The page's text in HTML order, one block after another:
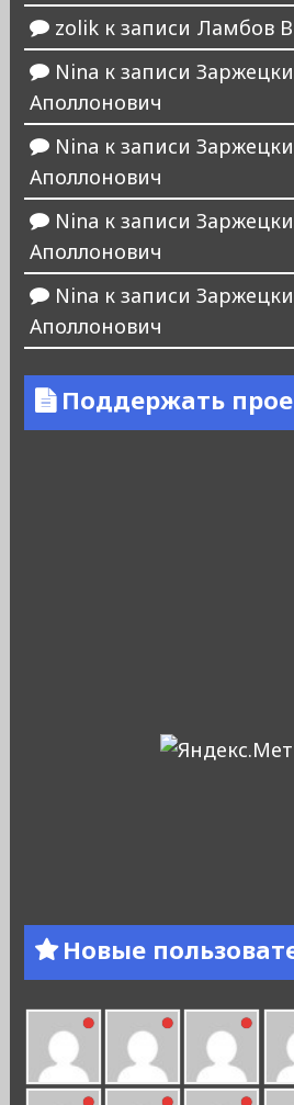
zolikк записи Ламбов
Nina к записи
Аполлонович
Nina к записи
Аполлонович
Nina к записи
Аполлонович
Nina к записи
Аполлонович
Поддержать
Новые